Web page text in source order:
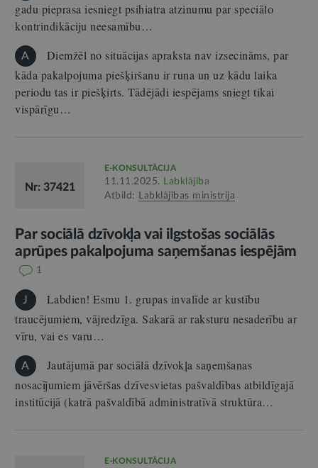
gadu pieprasa iesniegt psihiatra atzinumu par speciālo
kontrindikāciju neesamību…
A
Diemžēl no situācijas apraksta nav izsecināms, par
kāda pakalpojuma piešķiršanu ir runa un uz kādu laika
periodu tas ir piešķirts. Tādējādi iespējams sniegt tikai
vispārīgu…
Nr: 37421
E-KONSULTĀCIJA
11.11.2025.
Labklājība
Atbild:
Labklājības ministrija
Par sociālā dzīvokļa vai ilgstošas sociālās
aprūpes pakalpojuma saņemšanas iespējām
1
J
Labdien! Esmu 1. grupas invalīde ar kustību
traucējumiem, vājredzīga. Sakarā ar raksturu nesaderību ar
vīru, vai es varu…
A
Jautājumā par sociālā dzīvokļa saņemšanas
nosacījumiem jāvēršas dzīvesvietas pašvaldības atbildīgajā
institūcijā (katrā pašvaldībā administratīvā struktūra…
E-KONSULTĀCIJA